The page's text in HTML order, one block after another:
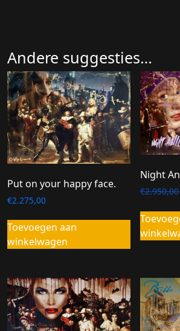
Andere suggesties…
Put on your happy face.
€2.275,00
Toevoegen aan
winkelwagen
Night
€2.950,00